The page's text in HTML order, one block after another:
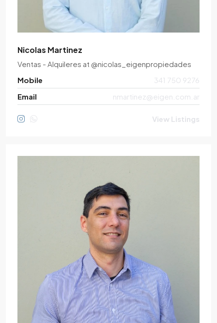
Nicolas Martinez
Ventas - Alquileres at @nicolas_eigenpropiedades
Mobile
341 750 9276
Email
nmartinez@eigen.com.ar
View Listings